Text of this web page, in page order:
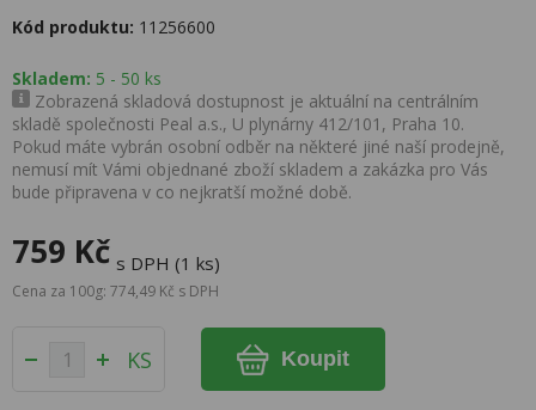
Kód produktu: 11256600
Skladem: 5 - 50 ks
Zobrazená skladová dostupnost je aktuální na centrálním
skladě společnosti Peal a.s., U plynárny 412/101, Praha 10.
Pokud máte vybrán osobní odběr na některé jiné naší prodejně,
nemusí mít Vámi objednané zboží skladem a zakázka pro Vás
bude připravena v co nejkratší možné době.
759 Kč s DPH (1 ks)
Cena za 100g: 774,49 Kč s DPH
KS Koupit